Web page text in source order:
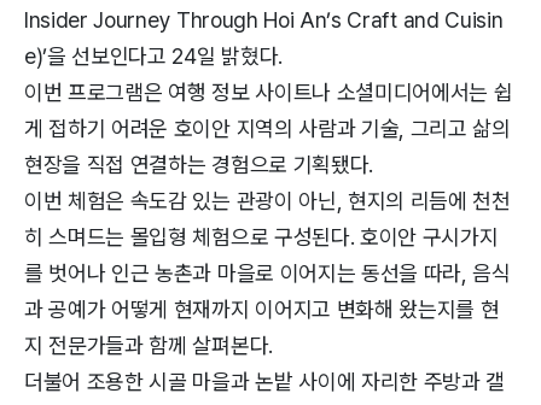
Insider Journey Through Hoi An’s Craft and Cuisin
e)’을 선보인다고 24일 밝혔다.
이번 프로그램은 여행 정보 사이트나 소셜미디어에서는 쉽
게 접하기 어려운 호이안 지역의 사람과 기술, 그리고 삶의
현장을 직접 연결하는 경험으로 기획됐다.
이번 체험은 속도감 있는 관광이 아닌, 현지의 리듬에 천천
히 스며드는 몰입형 체험으로 구성된다. 호이안 구시가지
를 벗어나 인근 농촌과 마을로 이어지는 동선을 따라, 음식
과 공예가 어떻게 현재까지 이어지고 변화해 왔는지를 현
지 전문가들과 함께 살펴본다.
더불어 조용한 시골 마을과 논밭 사이에 자리한 주방과 갤